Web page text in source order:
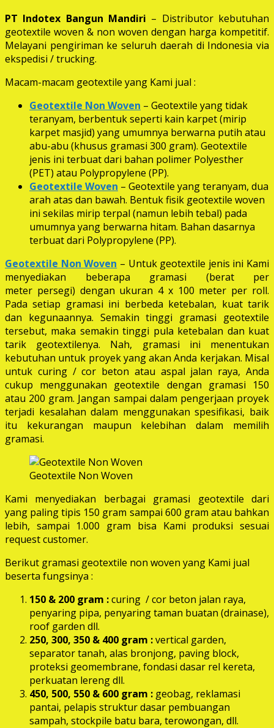
PT Indotex Bangun Mandiri – Distributor kebutuhan
geotextile woven & non woven dengan harga kompetitif.
Melayani pengiriman ke seluruh daerah di Indonesia via
ekspedisi / trucking.
Macam-macam geotextile yang Kami jual :
Geotextile Non Woven – Geotextile yang tidak
teranyam, berbentuk seperti kain karpet (mirip
karpet masjid) yang umumnya berwarna putih atau
abu-abu (khusus gramasi 300 gram). Geotextile
jenis ini terbuat dari bahan polimer Polyesther
(PET) atau Polypropylene (PP).
Geotextile Woven – Geotextile yang teranyam, dua
arah atas dan bawah. Bentuk fisik geotextile woven
ini sekilas mirip terpal (namun lebih tebal) pada
umumnya yang berwarna hitam. Bahan dasarnya
terbuat dari Polypropylene (PP).
Geotextile Non Woven – Untuk geotextile jenis ini Kami
menyediakan beberapa gramasi (berat per
meter persegi) dengan ukuran 4 x 100 meter per roll.
Pada setiap gramasi ini berbeda ketebalan, kuat tarik
dan kegunaannya. Semakin tinggi gramasi geotextile
tersebut, maka semakin tinggi pula ketebalan dan kuat
tarik geotextilenya. Nah, gramasi ini menentukan
kebutuhan untuk proyek yang akan Anda kerjakan. Misal
untuk curing / cor beton atau aspal jalan raya, Anda
cukup menggunakan geotextile dengan gramasi 150
atau 200 gram. Jangan sampai dalam pengerjaan proyek
terjadi kesalahan dalam menggunakan spesifikasi, baik
itu kekurangan maupun kelebihan dalam memilih
gramasi.
Geotextile Non Woven
Kami menyediakan berbagai gramasi geotextile dari
yang paling tipis 150 gram sampai 600 gram atau bahkan
lebih, sampai 1.000 gram bisa Kami produksi sesuai
request customer.
Berikut gramasi geotextile non woven yang Kami jual
beserta fungsinya :
150 & 200 gram :curing / cor beton jalan raya,
penyaring pipa, penyaring taman buatan (drainase),
roof garden dll.
250, 300, 350 & 400 gram :vertical garden,
separator tanah, alas bronjong, paving block,
proteksi geomembrane, fondasi dasar rel kereta,
perkuatan lereng dll.
450, 500, 550 & 600 gram : geobag, reklamasi
pantai, pelapis struktur dasar pembuangan
sampah, stockpile batu bara, terowongan, dll.